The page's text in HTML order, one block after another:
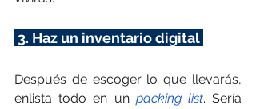
3. Haz un inventario digital
Después de escoger lo que llevarás,
enlista todo en un packing list. Sería